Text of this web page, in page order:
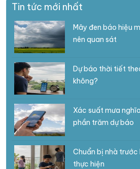
Tin tức mới nhất
Mây đen báo hiệu
nên quan sát
Dự báo thời tiết
không?
Xác suất mưa
phần trăm dự báo
Chuẩn bị nhà
thực hiện